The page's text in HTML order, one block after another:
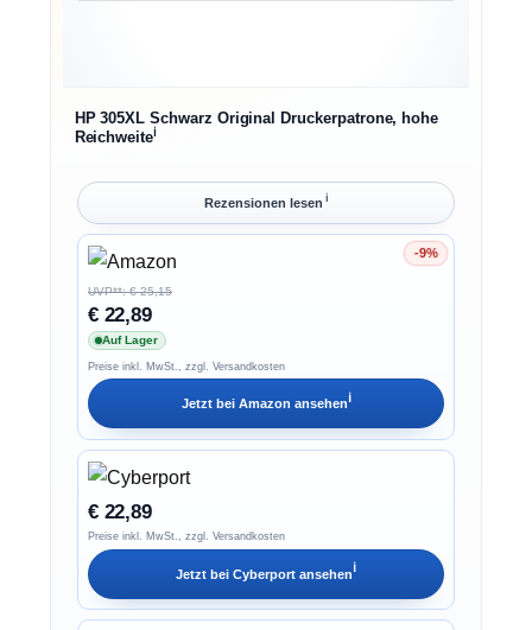
HP 305XL Schwarz Original Druckerpatrone, hohe
Reichweiteℹ︎
Rezensionen lesen ℹ︎
-9%
Ersparnis 9%
UVP**: € 25,15
€ 22,89
Auf Lager
Preise inkl. MwSt., zzgl. Versandkosten
Jetzt bei Amazon ansehenℹ︎
€ 22,89
Preise inkl. MwSt., zzgl. Versandkosten
Jetzt bei Cyberport ansehenℹ︎